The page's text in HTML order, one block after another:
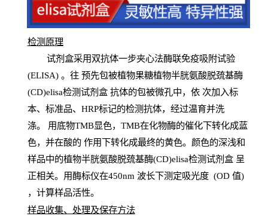
检测原理
试剂盒采用双抗体一步夹心法酶联免疫吸附试验
(ELISA) 。往 预先包被植物果糖植物半胱氨酸脱巯基酶
(CD)elisa检测试剂盒抗体的包被微孔中，依 次加入标
本、标准品、 HRP标记的检测抗体，经过温育并洗
涤。 用底物TMB显色， TMB在化物酶的催化下转化成蓝
色，并在酸的 作用下转化成最终的黄色。颜色的深浅和
样品中的植物半胱氨酸脱巯基酶(CD)elisa检测试剂盒呈
正相关。用酶标仪在450nm 波长下测定吸光度 (OD 值)
，计算样品活性。
样品收集、处理及保存方法